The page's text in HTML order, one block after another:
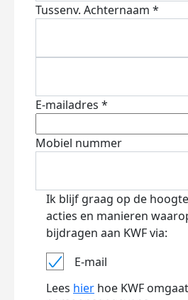
Tussenv. Achternaam *
E-mailadres *
Mobiel nummer
Ik blijf graag op de
acties en manieren
bijdragen aan KWF via:
E-mail
Lees hier hoe KWF